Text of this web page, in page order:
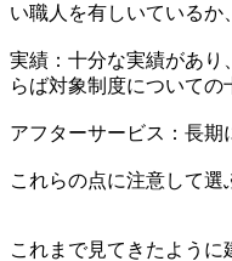
い職人を有しいているか
実績：十分な実績があり
らば対象制度について
アフターサービス：長
これらの点に注意して選
これまで見てきたよう